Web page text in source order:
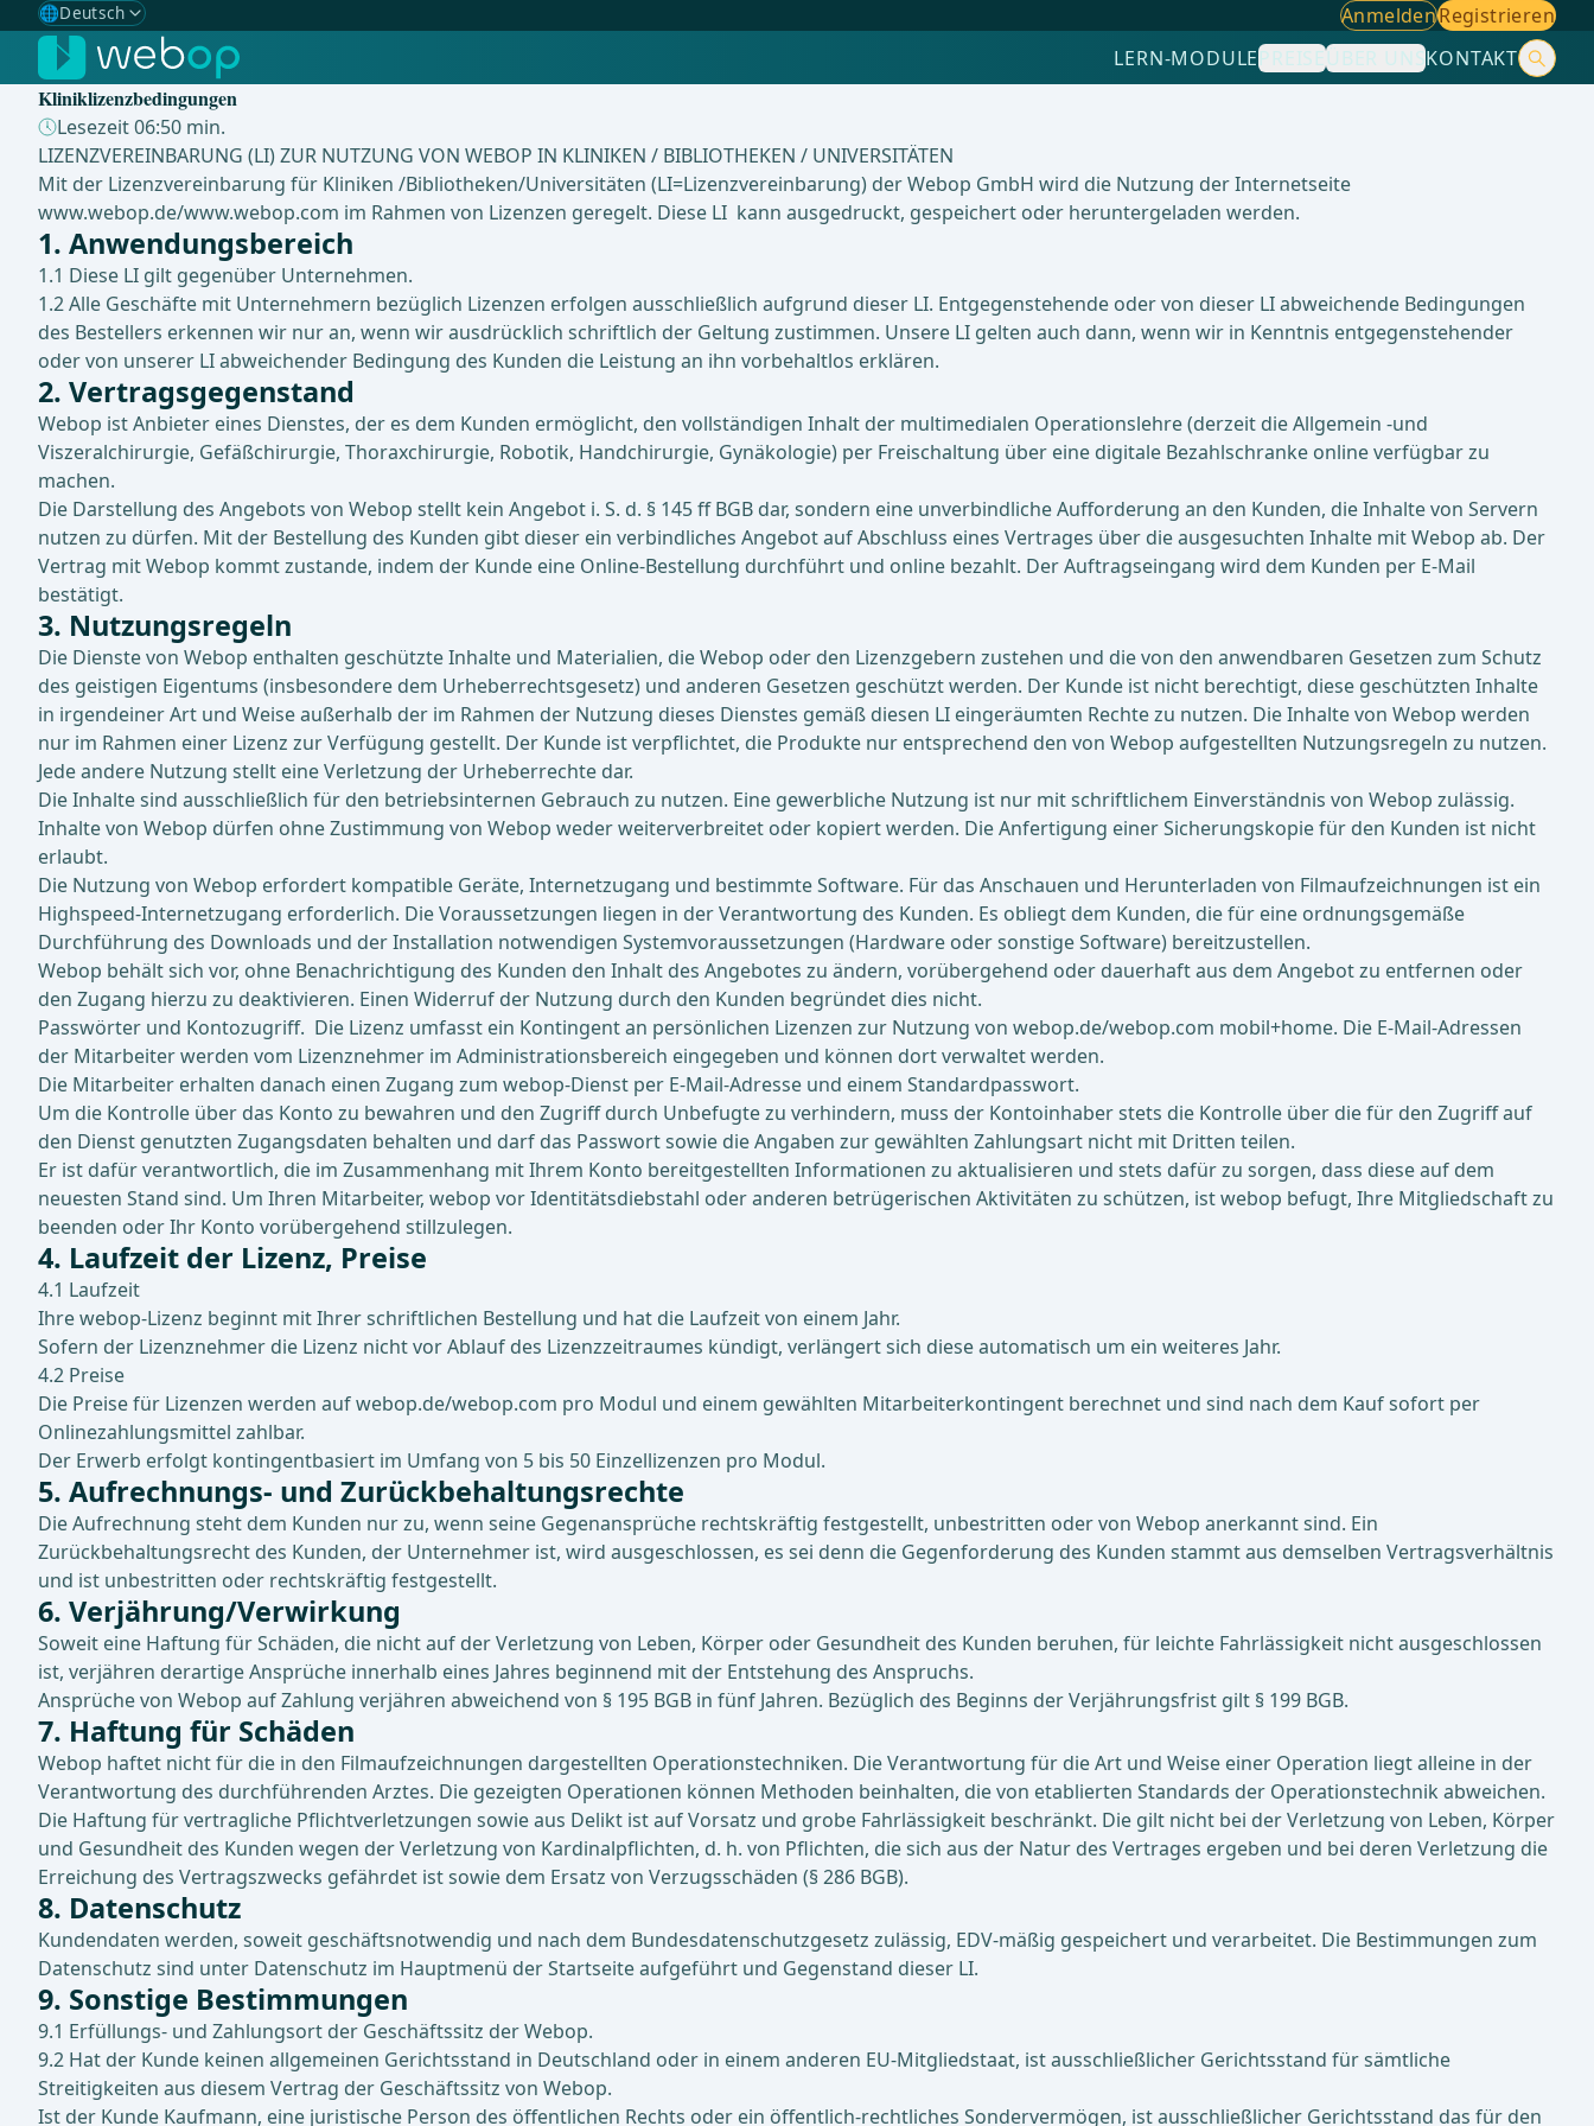
🌐Deutsch
Gewählte Sprache: Deutsch
🇩🇪 Deutsch ✓
🇬🇧English
🇪🇸Spanisch
🇧🇷Brasilianisch
AnmeldenRegistrieren
LERN-MODULEPREISEÜBER UNSKONTAKT
Kliniklizenzbedingungen
Lesezeit 06:50 min.
LIZENZVEREINBARUNG (LI) ZUR NUTZUNG VON WEBOP IN KLINIKEN / BIBLIOTHEKEN / UNIVERSITÄTEN
Mit der Lizenzvereinbarung für Kliniken /Bibliotheken/Universitäten (LI=Lizenzvereinbarung) der Webop GmbH wird die Nutzung der Internetseite
www.webop.de/www.webop.com im Rahmen von Lizenzen geregelt. Diese LI kann ausgedruckt, gespeichert oder heruntergeladen werden.
1. Anwendungsbereich
1.1 Diese LI gilt gegenüber Unternehmen.
1.2 Alle Geschäfte mit Unternehmern bezüglich Lizenzen erfolgen ausschließlich aufgrund dieser LI. Entgegenstehende oder von dieser LI abweichende Bedingungen
des Bestellers erkennen wir nur an, wenn wir ausdrücklich schriftlich der Geltung zustimmen. Unsere LI gelten auch dann, wenn wir in Kenntnis entgegenstehender
oder von unserer LI abweichender Bedingung des Kunden die Leistung an ihn vorbehaltlos erklären.
2. Vertragsgegenstand
Webop ist Anbieter eines Dienstes, der es dem Kunden ermöglicht, den vollständigen Inhalt der multimedialen Operationslehre (derzeit die Allgemein -und
Viszeralchirurgie, Gefäßchirurgie, Thoraxchirurgie, Robotik, Handchirurgie, Gynäkologie) per Freischaltung über eine digitale Bezahlschranke online verfügbar zu
machen.
Die Darstellung des Angebots von Webop stellt kein Angebot i. S. d. § 145 ff BGB dar, sondern eine unverbindliche Aufforderung an den Kunden, die Inhalte von Servern
nutzen zu dürfen. Mit der Bestellung des Kunden gibt dieser ein verbindliches Angebot auf Abschluss eines Vertrages über die ausgesuchten Inhalte mit Webop ab. Der
Vertrag mit Webop kommt zustande, indem der Kunde eine Online-Bestellung durchführt und online bezahlt. Der Auftragseingang wird dem Kunden per E-Mail
bestätigt.
3. Nutzungsregeln
Die Dienste von Webop enthalten geschützte Inhalte und Materialien, die Webop oder den Lizenzgebern zustehen und die von den anwendbaren Gesetzen zum Schutz
des geistigen Eigentums (insbesondere dem Urheberrechtsgesetz) und anderen Gesetzen geschützt werden. Der Kunde ist nicht berechtigt, diese geschützten Inhalte
in irgendeiner Art und Weise außerhalb der im Rahmen der Nutzung dieses Dienstes gemäß diesen LI eingeräumten Rechte zu nutzen. Die Inhalte von Webop werden
nur im Rahmen einer Lizenz zur Verfügung gestellt. Der Kunde ist verpflichtet, die Produkte nur entsprechend den von Webop aufgestellten Nutzungsregeln zu nutzen.
Jede andere Nutzung stellt eine Verletzung der Urheberrechte dar.
Die Inhalte sind ausschließlich für den betriebsinternen Gebrauch zu nutzen. Eine gewerbliche Nutzung ist nur mit schriftlichem Einverständnis von Webop zulässig.
Inhalte von Webop dürfen ohne Zustimmung von Webop weder weiterverbreitet oder kopiert werden. Die Anfertigung einer Sicherungskopie für den Kunden ist nicht
erlaubt.
Die Nutzung von Webop erfordert kompatible Geräte, Internetzugang und bestimmte Software. Für das Anschauen und Herunterladen von Filmaufzeichnungen ist ein
Highspeed-Internetzugang erforderlich. Die Voraussetzungen liegen in der Verantwortung des Kunden. Es obliegt dem Kunden, die für eine ordnungsgemäße
Durchführung des Downloads und der Installation notwendigen Systemvoraussetzungen (Hardware oder sonstige Software) bereitzustellen.
Webop behält sich vor, ohne Benachrichtigung des Kunden den Inhalt des Angebotes zu ändern, vorübergehend oder dauerhaft aus dem Angebot zu entfernen oder
den Zugang hierzu zu deaktivieren. Einen Widerruf der Nutzung durch den Kunden begründet dies nicht.
Passwörter und Kontozugriff. Die Lizenz umfasst ein Kontingent an persönlichen Lizenzen zur Nutzung von webop.de/webop.com mobil+home. Die E-Mail-Adressen
der Mitarbeiter werden vom Lizenznehmer im Administrationsbereich eingegeben und können dort verwaltet werden.
Die Mitarbeiter erhalten danach einen Zugang zum webop-Dienst per E-Mail-Adresse und einem Standardpasswort.
Um die Kontrolle über das Konto zu bewahren und den Zugriff durch Unbefugte zu verhindern, muss der Kontoinhaber stets die Kontrolle über die für den Zugriff auf
den Dienst genutzten Zugangsdaten behalten und darf das Passwort sowie die Angaben zur gewählten Zahlungsart nicht mit Dritten teilen.
Er ist dafür verantwortlich, die im Zusammenhang mit Ihrem Konto bereitgestellten Informationen zu aktualisieren und stets dafür zu sorgen, dass diese auf dem
neuesten Stand sind. Um Ihren Mitarbeiter, webop vor Identitätsdiebstahl oder anderen betrügerischen Aktivitäten zu schützen, ist webop befugt, Ihre Mitgliedschaft zu
beenden oder Ihr Konto vorübergehend stillzulegen.
4. Laufzeit der Lizenz, Preise
4.1 Laufzeit
Ihre webop-Lizenz beginnt mit Ihrer schriftlichen Bestellung und hat die Laufzeit von einem Jahr.
Sofern der Lizenznehmer die Lizenz nicht vor Ablauf des Lizenzzeitraumes kündigt, verlängert sich diese automatisch um ein weiteres Jahr.
4.2 Preise
Die Preise für Lizenzen werden auf webop.de/webop.com pro Modul und einem gewählten Mitarbeiterkontingent berechnet und sind nach dem Kauf sofort per
Onlinezahlungsmittel zahlbar.
Der Erwerb erfolgt kontingentbasiert im Umfang von 5 bis 50 Einzellizenzen pro Modul.
5. Aufrechnungs- und Zurückbehaltungsrechte
Die Aufrechnung steht dem Kunden nur zu, wenn seine Gegenansprüche rechtskräftig festgestellt, unbestritten oder von Webop anerkannt sind. Ein
Zurückbehaltungsrecht des Kunden, der Unternehmer ist, wird ausgeschlossen, es sei denn die Gegenforderung des Kunden stammt aus demselben Vertragsverhältnis
und ist unbestritten oder rechtskräftig festgestellt.
6. Verjährung/Verwirkung
Soweit eine Haftung für Schäden, die nicht auf der Verletzung von Leben, Körper oder Gesundheit des Kunden beruhen, für leichte Fahrlässigkeit nicht ausgeschlossen
ist, verjähren derartige Ansprüche innerhalb eines Jahres beginnend mit der Entstehung des Anspruchs.
Ansprüche von Webop auf Zahlung verjähren abweichend von § 195 BGB in fünf Jahren. Bezüglich des Beginns der Verjährungsfrist gilt § 199 BGB.
7. Haftung für Schäden
Webop haftet nicht für die in den Filmaufzeichnungen dargestellten Operationstechniken. Die Verantwortung für die Art und Weise einer Operation liegt alleine in der
Verantwortung des durchführenden Arztes. Die gezeigten Operationen können Methoden beinhalten, die von etablierten Standards der Operationstechnik abweichen.
Die Haftung für vertragliche Pflichtverletzungen sowie aus Delikt ist auf Vorsatz und grobe Fahrlässigkeit beschränkt. Die gilt nicht bei der Verletzung von Leben, Körper
und Gesundheit des Kunden wegen der Verletzung von Kardinalpflichten, d. h. von Pflichten, die sich aus der Natur des Vertrages ergeben und bei deren Verletzung die
Erreichung des Vertragszwecks gefährdet ist sowie dem Ersatz von Verzugsschäden (§ 286 BGB).
8. Datenschutz
Kundendaten werden, soweit geschäftsnotwendig und nach dem Bundesdatenschutzgesetz zulässig, EDV-mäßig gespeichert und verarbeitet. Die Bestimmungen zum
Datenschutz sind unter Datenschutz im Hauptmenü der Startseite aufgeführt und Gegenstand dieser LI.
9. Sonstige Bestimmungen
9.1 Erfüllungs- und Zahlungsort der Geschäftssitz der Webop.
9.2 Hat der Kunde keinen allgemeinen Gerichtsstand in Deutschland oder in einem anderen EU-Mitgliedstaat, ist ausschließlicher Gerichtsstand für sämtliche
Streitigkeiten aus diesem Vertrag der Geschäftssitz von Webop.
Ist der Kunde Kaufmann, eine juristische Person des öffentlichen Rechts oder ein öffentlich-rechtliches Sondervermögen, ist ausschließlicher Gerichtsstand das für den